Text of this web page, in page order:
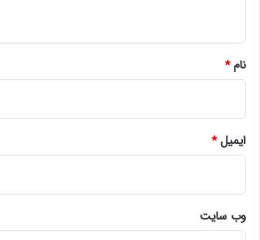
نام*
ایمیل*
وب‌ سایت